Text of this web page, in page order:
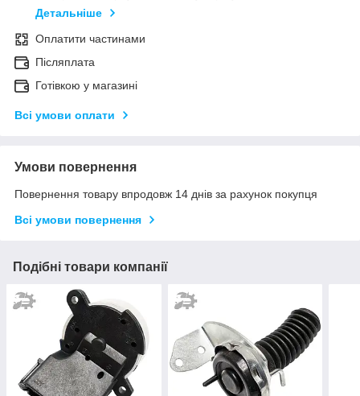
Детальніше
Оплатити частинами
Післяплата
Готівкою у магазині
Всі умови оплати
Умови повернення
Повернення товару впродовж 14 днів за рахунок покупця
Всі умови повернення
Подібні товари компанії